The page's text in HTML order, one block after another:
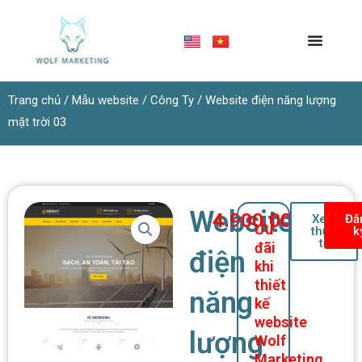
dung
Trang chủ / Mẫu website / Công Ty / Website điện năng lượng
mặt trời 03
Website
điện
năng
lượng
4.900.000 ₫
Ưu
đãi
khi
thiết
kế
website
Wolf
Xem
thực
tế